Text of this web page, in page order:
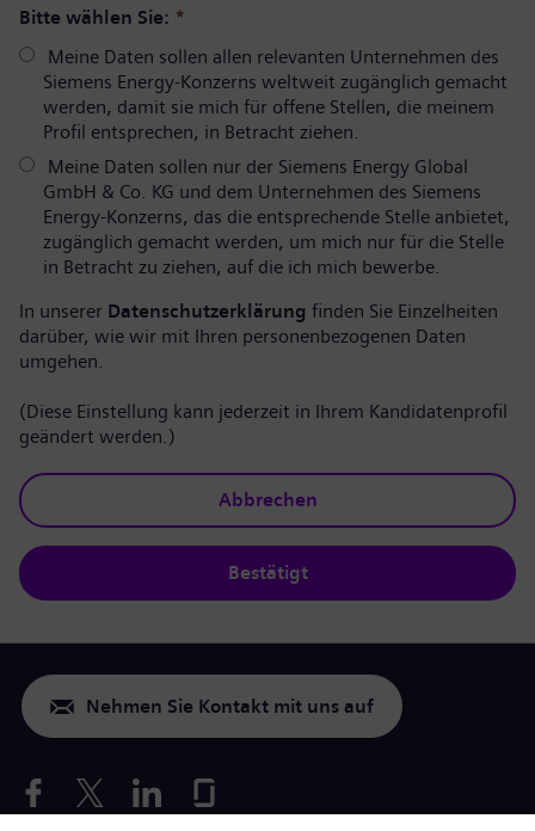
Bitte wählen Sie: *
Meine Daten sollen allen relevanten Unternehmen des
Siemens Energy-Konzerns weltweit zugänglich gemacht
werden, damit sie mich für offene Stellen, die meinem
Profil entsprechen, in Betracht ziehen.
Meine Daten sollen nur der Siemens Energy Global
GmbH & Co. KG und dem Unternehmen des Siemens
Energy-Konzerns, das die entsprechende Stelle anbietet,
zugänglich gemacht werden, um mich nur für die Stelle
in Betracht zu ziehen, auf die ich mich bewerbe.
In unserer Datenschutzerklärung finden Sie Einzelheiten
darüber, wie wir mit Ihren personenbezogenen Daten
umgehen.
(Diese Einstellung kann jederzeit in Ihrem Kandidatenprofil
geändert werden.)
Abbrechen
Bestätigt
Nehmen Sie Kontakt mit uns auf